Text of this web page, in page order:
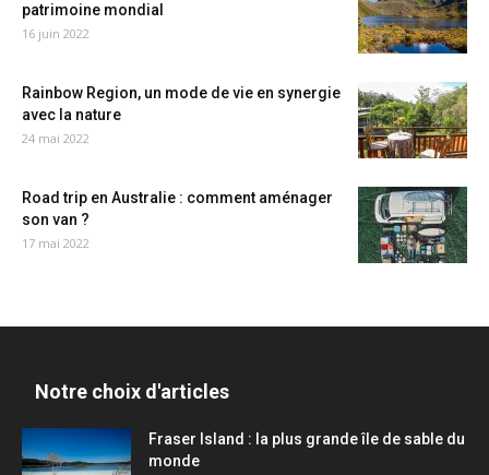
patrimoine mondial
16 juin 2022
Rainbow Region, un mode de vie en synergie
avec la nature
24 mai 2022
Road trip en Australie : comment aménager
son van ?
17 mai 2022
Notre choix d'articles
Fraser Island : la plus grande île de sable du
monde